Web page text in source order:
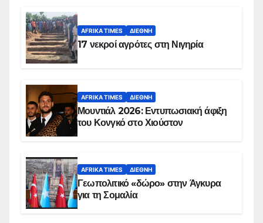
AFRIKA TIMES ΔΙΕΘΝΉ
17 νεκροί αγρότες στη Νιγηρία
AFRIKA TIMES ΔΙΕΘΝΉ
Μουντιάλ 2026: Εντυπωσιακή άφιξη
του Κονγκό στο Χιούστον
AFRIKA TIMES ΔΙΕΘΝΉ
Γεωπολιτικό «δώρο» στην Άγκυρα
για τη Σομαλία